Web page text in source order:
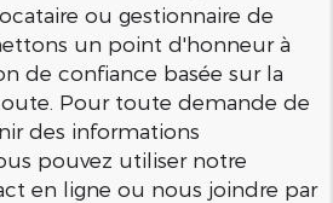
ou gestionnaire de
un point d'honneur à
de confiance basée sur la
Pour toute demande de
des informations
pouvez utiliser notre
en ligne ou nous joindre par